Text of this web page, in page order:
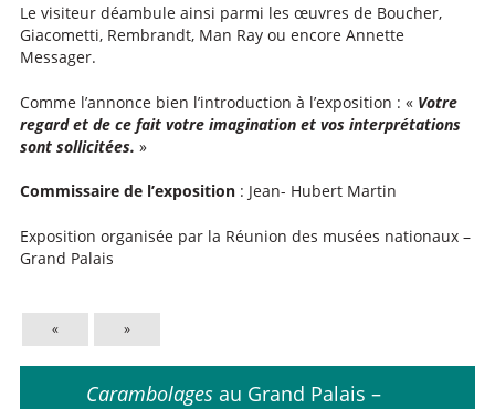
Le visiteur déambule ainsi parmi les œuvres de Boucher,
Giacometti, Rembrandt, Man Ray ou encore Annette
Messager.
Comme l’annonce bien l’introduction à l’exposition : « Votre
regard et de ce fait votre imagination et vos interprétations
sont sollicitées. »
Commissaire de l’exposition : Jean- Hubert Martin
Exposition organisée par la Réunion des musées nationaux –
Grand Palais
« »
Carambolages au Grand Palais –